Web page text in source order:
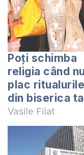
Poți schimba
religia când
plac ritualurile
din biserica
Vasile Filat